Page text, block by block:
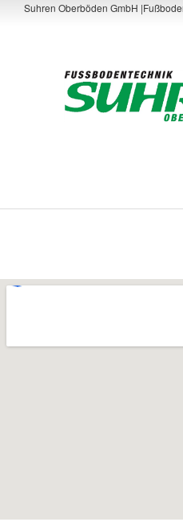
Suhren Oberböden GmbH